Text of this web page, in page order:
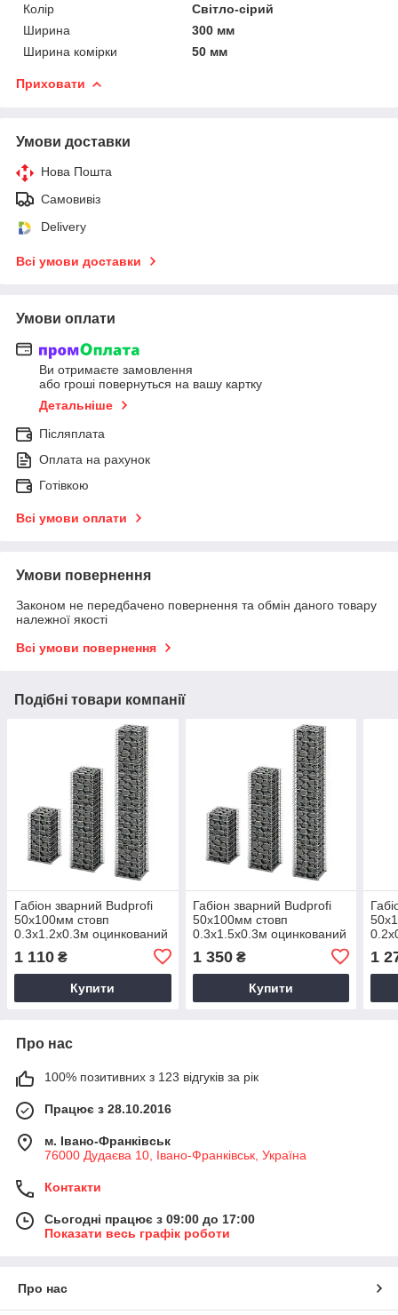
Колір
Світло-сірий
Ширина
300 мм
Ширина комірки
50 мм
Приховати
Умови доставки
Нова Пошта
Самовивіз
Delivery
Всі умови доставки
Умови оплати
Ви отримаєте замовлення
або гроші повернуться на вашу картку
Детальніше
Післяплата
Оплата на рахунок
Готівкою
Всі умови оплати
Умови повернення
Законом не передбачено повернення та обмін даного товару
належної якості
Всі умови повернення
Подібні товари компанії
Габіон зварний Budprofi
50х100мм стовп
0.3х1.2х0.3м оцинкований
1 110 ₴
Купити
Габіон зварний Budprofi
50х100мм стовп
0.3х1.5х0.3м оцинкований
1 350₴
Купити
1
Про нас
100% позитивних з 123 відгуків за рік
Працює з 28.10.2016
м. Івано-Франківськ
76000 Дудаєва 10, Івано-Франківськ, Україна
Контакти
Сьогодні працює з 09:00 до 17:00
Показати весь графік роботи
Про нас